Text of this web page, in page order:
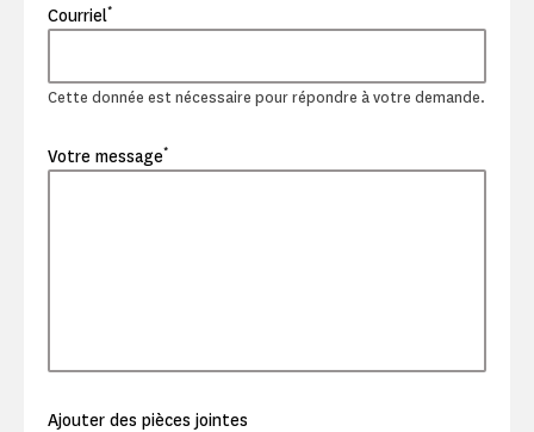
Courriel*
Cette donnée est nécessaire pour répondre à votre demande.
Votre message*
Ajouter des pièces jointes